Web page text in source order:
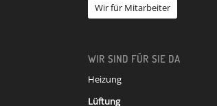
Wir für Mitarbeiter
WIR SIND FÜR SIE DA
Heizung
Lüftung